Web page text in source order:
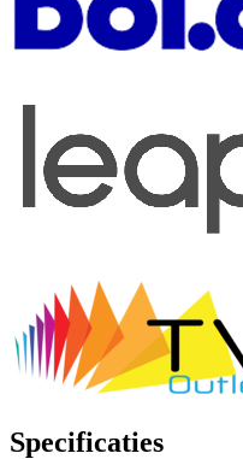
Specificaties